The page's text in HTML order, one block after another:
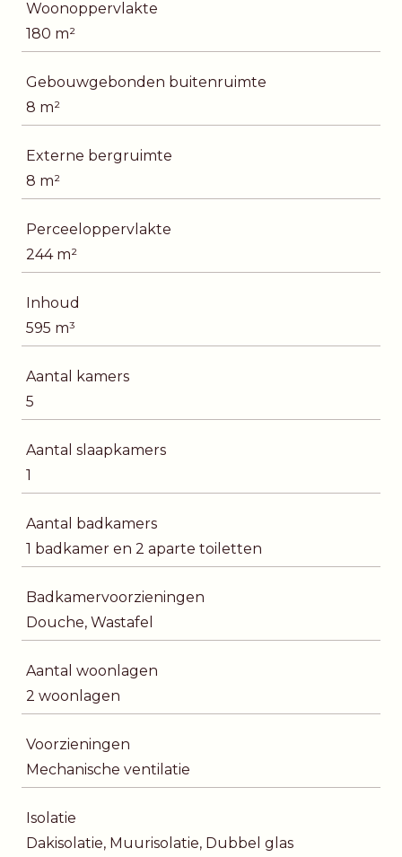
Woonoppervlakte
180 m²
Gebouwgebonden buitenruimte
8 m²
Externe bergruimte
8 m²
Perceeloppervlakte
244 m²
Inhoud
595 m³
Aantal kamers
5
Aantal slaapkamers
1
Aantal badkamers
1 badkamer en 2 aparte toiletten
Badkamervoorzieningen
Douche, Wastafel
Aantal woonlagen
2 woonlagen
Voorzieningen
Mechanische ventilatie
Isolatie
Dakisolatie, Muurisolatie, Dubbel glas